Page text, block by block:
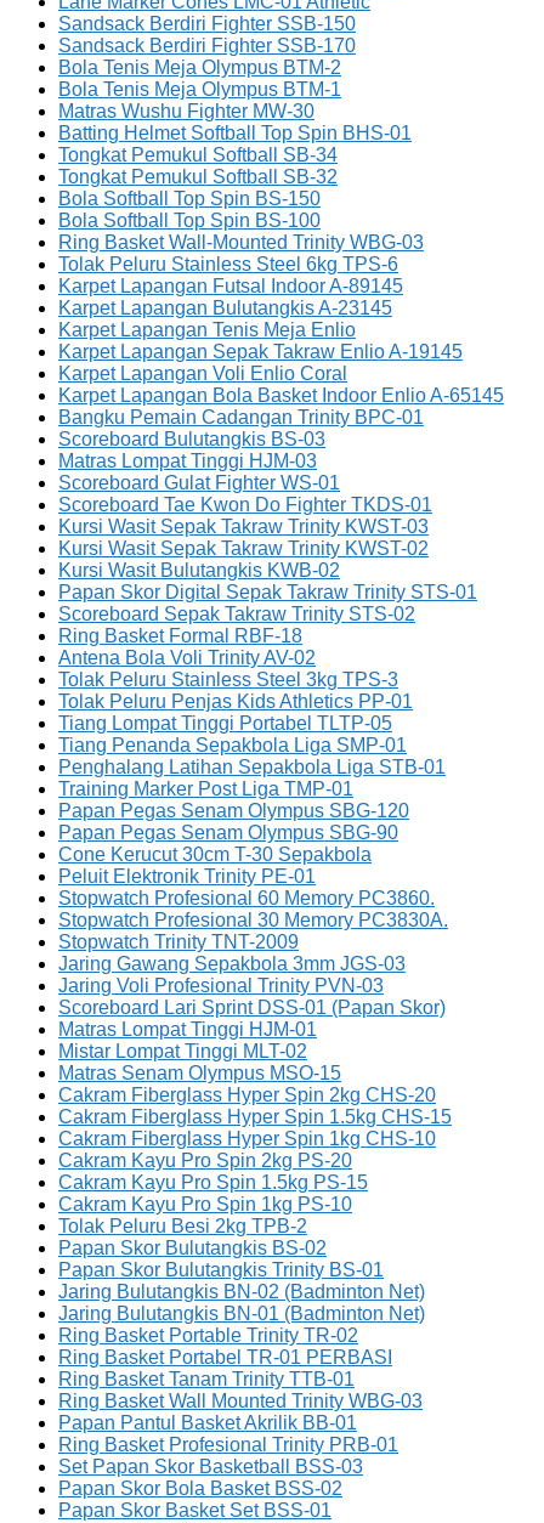
Sandsack Berdiri Fighter SSB-150
Sandsack Berdiri Fighter SSB-170
Bola Tenis Meja Olympus BTM-2
Bola Tenis Meja Olympus BTM-1
Matras Wushu Fighter MW-30
Batting Helmet Softball Top Spin BHS-01
Tongkat Pemukul Softball SB-34
Tongkat Pemukul Softball SB-32
Bola Softball Top Spin BS-150
Bola Softball Top Spin BS-100
Ring Basket Wall-Mounted Trinity WBG-03
Tolak Peluru Stainless Steel 6kg TPS-6
Karpet Lapangan Futsal Indoor A-89145
Karpet Lapangan Bulutangkis A-23145
Karpet Lapangan Tenis Meja Enlio
Karpet Lapangan Sepak Takraw Enlio A-19145
Karpet Lapangan Voli Enlio Coral
Karpet Lapangan Bola Basket Indoor Enlio A-65145
Bangku Pemain Cadangan Trinity BPC-01
Scoreboard Bulutangkis BS-03
Matras Lompat Tinggi HJM-03
Scoreboard Gulat Fighter WS-01
Scoreboard Tae Kwon Do Fighter TKDS-01
Kursi Wasit Sepak Takraw Trinity KWST-03
Kursi Wasit Sepak Takraw Trinity KWST-02
Kursi Wasit Bulutangkis KWB-02
Papan Skor Digital Sepak Takraw Trinity STS-01
Scoreboard Sepak Takraw Trinity STS-02
Ring Basket Formal RBF-18
Antena Bola Voli Trinity AV-02
Tolak Peluru Stainless Steel 3kg TPS-3
Tolak Peluru Penjas Kids Athletics PP-01
Tiang Lompat Tinggi Portabel TLTP-05
Tiang Penanda Sepakbola Liga SMP-01
Penghalang Latihan Sepakbola Liga STB-01
Training Marker Post Liga TMP-01
Papan Pegas Senam Olympus SBG-120
Papan Pegas Senam Olympus SBG-90
Cone Kerucut 30cm T-30 Sepakbola
Peluit Elektronik Trinity PE-01
Stopwatch Profesional 60 Memory PC3860.
Stopwatch Profesional 30 Memory PC3830A.
Stopwatch Trinity TNT-2009
Jaring Gawang Sepakbola 3mm JGS-03
Jaring Voli Profesional Trinity PVN-03
Scoreboard Lari Sprint DSS-01 (Papan Skor)
Matras Lompat Tinggi HJM-01
Mistar Lompat Tinggi MLT-02
Matras Senam Olympus MSO-15
Cakram Fiberglass Hyper Spin 2kg CHS-20
Cakram Fiberglass Hyper Spin 1.5kg CHS-15
Cakram Fiberglass Hyper Spin 1kg CHS-10
Cakram Kayu Pro Spin 2kg PS-20
Cakram Kayu Pro Spin 1.5kg PS-15
Cakram Kayu Pro Spin 1kg PS-10
Tolak Peluru Besi 2kg TPB-2
Papan Skor Bulutangkis BS-02
Papan Skor Bulutangkis Trinity BS-01
Jaring Bulutangkis BN-02 (Badminton Net)
Jaring Bulutangkis BN-01 (Badminton Net)
Ring Basket Portable Trinity TR-02
Ring Basket Portabel TR-01 PERBASI
Ring Basket Tanam Trinity TTB-01
Ring Basket Wall Mounted Trinity WBG-03
Papan Pantul Basket Akrilik BB-01
Ring Basket Profesional Trinity PRB-01
Set Papan Skor Basketball BSS-03
Papan Skor Bola Basket BSS-02
Papan Skor Basket Set BSS-01